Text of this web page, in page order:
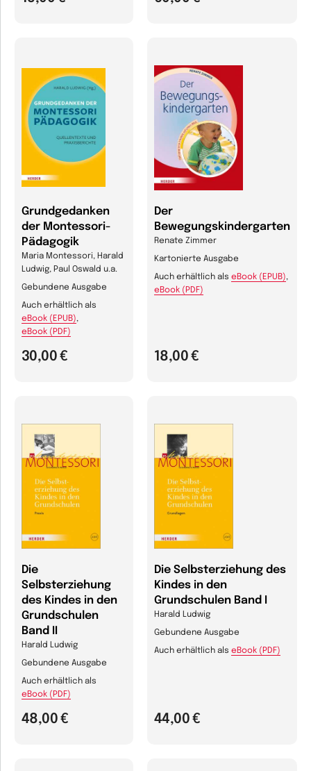
Grundgedanken
der Montessori-
Pädagogik
Maria Montessori, Harald
Ludwig, Paul Oswald u.a.
Gebundene Ausgabe
30,00 €
Auch erhältlich als
eBook (EPUB),
eBook (PDF)
Der
Bewegungskindergarten
Renate Zimmer
Kartonierte Ausgabe
18,00 €
Auch erhältlich als eBook (EPUB),
eBook (PDF)
Die
Selbsterziehung
des Kindes in den
Grundschulen
Band II
Harald Ludwig
Gebundene Ausgabe
48,00 €
Auch erhältlich als
eBook (PDF)
Die Selbsterziehung des
Kindes in den
Grundschulen Band I
Harald Ludwig
Gebundene Ausgabe
44,00 €
Auch erhältlich als eBook (PDF)